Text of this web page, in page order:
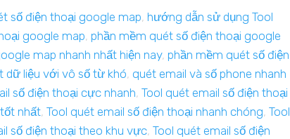
số điện thoại google map, hướng dẫn sử dụng Tool
google map, phần mềm quét số điện thoại google
map nhanh nhất hiện nay, phần mềm quét số điện
dữ liệu với vô số từ khó, quét email và số phone nhanh
số điện thoại cực nhanh, Tool quét email số điện thoại
nhất, Tool quét email số điện thoại nhanh chóng, Tool
số điện thoại theo khu vực, Tool quét email số điện